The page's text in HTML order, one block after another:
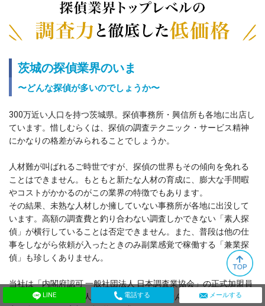
茨城の探偵業界のいま
〜どんな探偵が多いのでしょうか〜
300万近い人口を持つ茨城県。探偵事務所・興信所も各地に出店し
ています。惜しむらくは、探偵の調査テクニック・サービス精神
にかなりの格差がみられることでしょうか。
人材難が叫ばれるご時世ですが、探偵の世界もその傾向を免れる
ことはできません。もともと新たな人材の育成に、膨大な手間暇
やコストがかかるのがこの業界の特徴でもあります。
その結果、未熟な人材しか擁していない事務所が各地に出没して
います。高額の調査費と釣り合わない調査しかできない「素人探
偵」が横行していることは否定できません。また、普段は他の仕
事をしながら依頼が入ったときのみ副業感覚で稼働する「兼業探
偵」も珍しくありません。
当社は「内閣府認可 一般社団法人 日本調査業協会」の正式加盟員
です。副業探偵や素人探偵は抱えておりません。また、ご依頼内
LINE 電話する メールする